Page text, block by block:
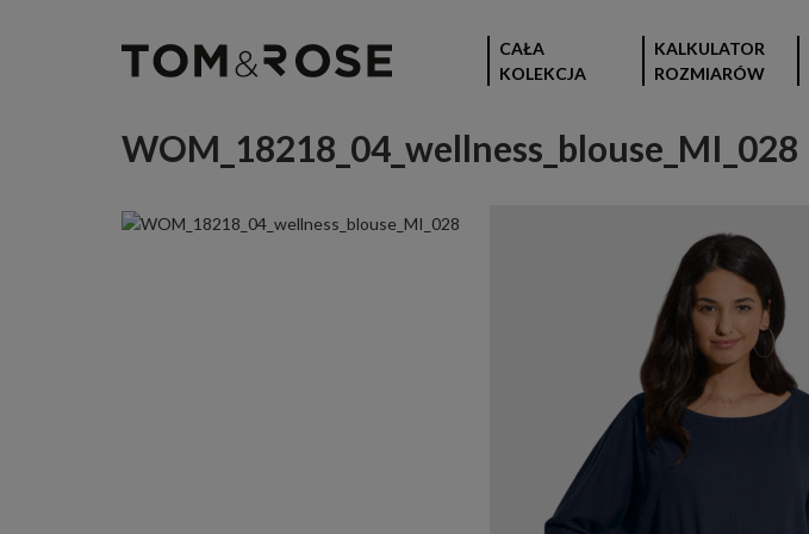
CAŁA
KOLEKCJA
KALKULATOR
ROZMIARÓW
WOM_18218_04_wellness_blouse_MI_028